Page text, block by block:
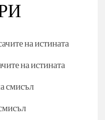
на истината
на истината
смисъл